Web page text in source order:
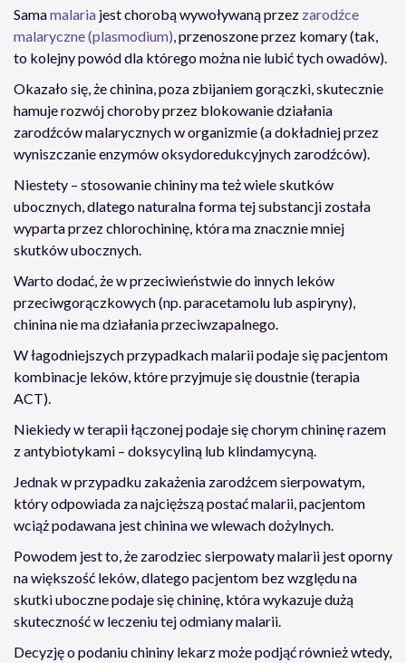
Samamalaria jest chorobą wywoływaną przez zarodźce
malaryczne (plasmodium), przenoszone przez komary (tak,
to kolejny powód dla którego można nie lubić tych owadów).
Okazało się, że chinina, poza zbijaniem gorączki, skutecznie
hamuje rozwój choroby przez blokowanie działania
zarodźców malarycznych w organizmie (a dokładniej przez
wyniszczanie enzymów oksydoredukcyjnych zarodźców).
Niestety – stosowanie chininy ma też wiele skutków
ubocznych, dlatego naturalna forma tej substancji została
wyparta przez chlorochininę, która ma znacznie mniej
skutków ubocznych.
Warto dodać, że w przeciwieństwie do innych leków
przeciwgorączkowych (np. paracetamolu lub aspiryny),
chinina nie ma działania przeciwzapalnego.
W łagodniejszych przypadkach malarii podaje się pacjentom
kombinacje leków, które przyjmuje się doustnie (terapia
ACT).
Niekiedy w terapii łączonej podaje się chorym chininę razem
z antybiotykami – doksycyliną lub klindamycyną.
Jednak w przypadku zakażenia zarodźcem sierpowatym,
który odpowiada za najcięższą postać malarii, pacjentom
wciąż podawana jest chinina we wlewach dożylnych.
Powodem jest to, że zarodziec sierpowaty malarii jest oporny
na większość leków, dlatego pacjentom bez względu na
skutki uboczne podaje się chininę, która wykazuje dużą
skuteczność w leczeniu tej odmiany malarii.
Decyzję o podaniu chininy lekarz może podjąć również wtedy,